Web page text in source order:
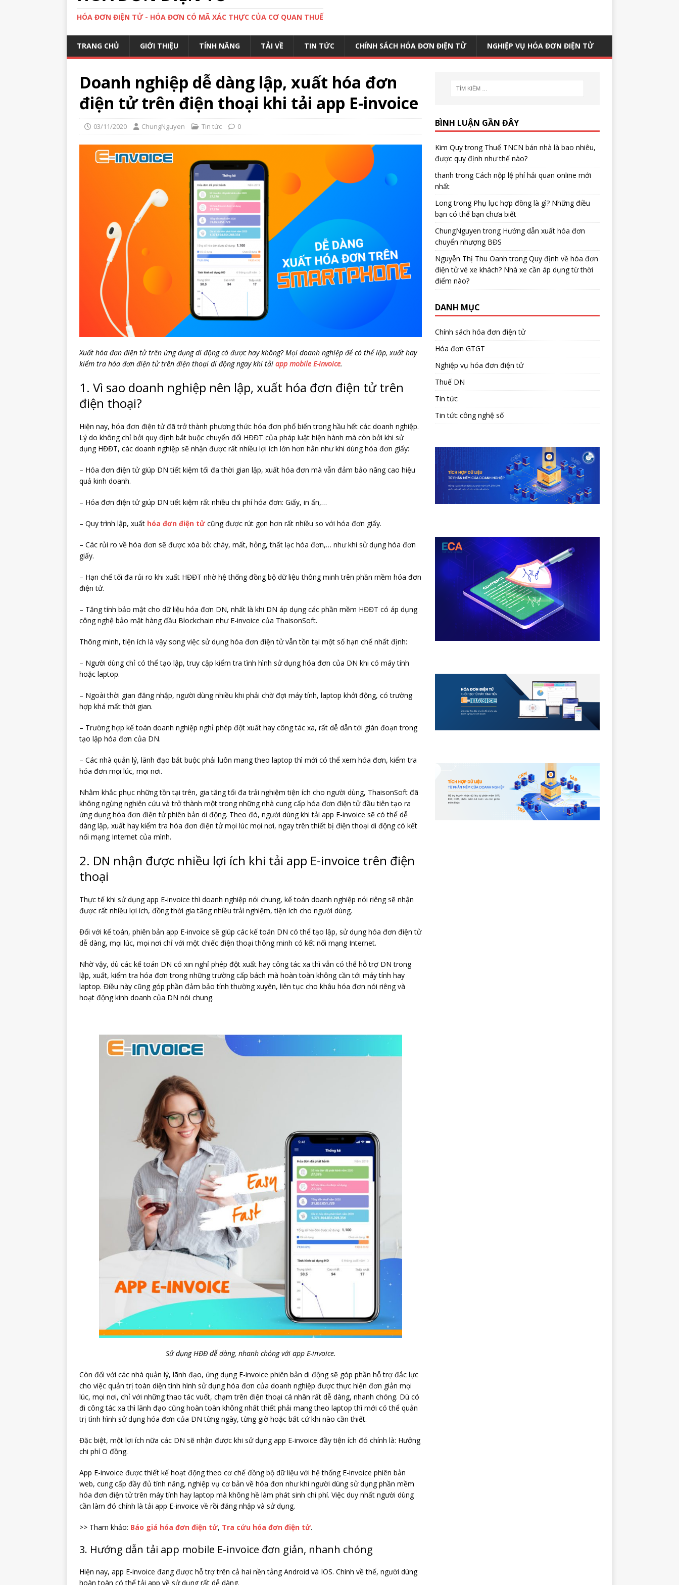
HÓA ĐƠN ĐIỆN TỬ - HÓA ĐƠN CÓ MÃ XÁC THỰC CỦA CƠ QUAN THUẾ
TRANG CHỦ GIỚI THIỆU TÍNH NĂNG TẢI VỀ TIN TỨC CHÍNH SÁCH HÓA ĐƠN ĐIỆN TỬ NGHIỆP VỤ HÓA ĐƠN ĐIỆN TỬ
Doanh nghiệp dễ dàng lập, xuất hóa đơn
điện tử trên điện thoại khi tải app E-invoice
03/11/2020 ChungNguyen Tin tức 0
Xuất hóa đơn điện tử trên ứng dụng di động có được hay không? Mọi doanh nghiệp để có thể lập, xuất hay
kiểm tra hóa đơn điện tử trên điện thoại di động ngay khi tải app mobile E-invoice.
1. Vì sao doanh nghiệp nên lập, xuất hóa đơn điện tử trên
điện thoại?
Hiện nay, hóa đơn điện tử đã trở thành phương thức hóa đơn phổ biến trong hầu hết các doanh nghiệp.
Lý do không chỉ bởi quy định bắt buộc chuyển đổi HĐĐT của pháp luật hiện hành mà còn bởi khi sử
dụng HĐĐT, các doanh nghiệp sẽ nhận được rất nhiều lợi ích lớn hơn hẳn như khi dùng hóa đơn giấy:
– Hóa đơn điện tử giúp DN tiết kiệm tối đa thời gian lập, xuất hóa đơn mà vẫn đảm bảo nâng cao hiệu
quả kinh doanh.
– Hóa đơn điện tử giúp DN tiết kiệm rất nhiều chi phí hóa đơn: Giấy, in ấn,…
– Quy trình lập, xuất hóa đơn điện tửcũng được rút gọn hơn rất nhiều so với hóa đơn giấy.
– Các rủi ro về hóa đơn sẽ được xóa bỏ: cháy, mất, hỏng, thất lạc hóa đơn,… như khi sử dụng hóa đơn
giấy.
– Hạn chế tối đa rủi ro khi xuất HĐĐT nhờ hệ thống đồng bộ dữ liệu thông minh trên phần mềm hóa đơn
điện tử.
– Tăng tính bảo mật cho dữ liệu hóa đơn DN, nhất là khi DN áp dụng các phần mềm HĐĐT có áp dụng
công nghệ bảo mật hàng đầu Blockchain như E-invoice của ThaisonSoft.
Thông minh, tiện ích là vậy song việc sử dụng hóa đơn điện tử vẫn tồn tại một số hạn chế nhất định:
– Người dùng chỉ có thể tạo lập, truy cập kiểm tra tình hình sử dụng hóa đơn của DN khi có máy tính
hoặc laptop.
– Ngoài thời gian đăng nhập, người dùng nhiều khi phải chờ đợi máy tính, laptop khởi động, có trường
hợp khá mất thời gian.
– Trường hợp kế toán doanh nghiệp nghỉ phép đột xuất hay công tác xa, rất dễ dẫn tới gián đoạn trong
tạo lập hóa đơn của DN.
– Các nhà quản lý, lãnh đạo bắt buộc phải luôn mang theo laptop thì mới có thể xem hóa đơn, kiểm tra
hóa đơn mọi lúc, mọi nơi.
Nhằm khắc phục những tồn tại trên, gia tăng tối đa trải nghiệm tiện ích cho người dùng, ThaisonSoft đã
không ngừng nghiên cứu và trở thành một trong những nhà cung cấp hóa đơn điện tử đầu tiên tạo ra
ứng dụng hóa đơn điện tử phiên bản di động. Theo đó, người dùng khi tải app E-invoice sẽ có thể dễ
dàng lập, xuất hay kiểm tra hóa đơn điện tử mọi lúc mọi nơi, ngay trên thiết bị điện thoại di động có kết
nối mạng Internet của mình.
2. DN nhận được nhiều lợi ích khi tải app E-invoice trên điện
thoại
Thực tế khi sử dụng app E-invoice thì doanh nghiệp nói chung, kế toán doanh nghiệp nói riêng sẽ nhận
được rất nhiều lợi ích, đồng thời gia tăng nhiều trải nghiệm, tiện ích cho người dùng.
Đối với kế toán, phiên bản app E-invoice sẽ giúp các kế toán DN có thể tạo lập, sử dụng hóa đơn điện tử
dễ dàng, mọi lúc, mọi nơi chỉ với một chiếc điện thoại thông minh có kết nối mạng Internet.
Nhờ vậy, dù các kế toán DN có xin nghỉ phép đột xuất hay công tác xa thì vẫn có thể hỗ trợ DN trong
lập, xuất, kiểm tra hóa đơn trong những trường cấp bách mà hoàn toàn không cần tới máy tính hay
laptop. Điều này cũng góp phần đảm bảo tính thường xuyên, liên tục cho khâu hóa đơn nói riêng và
hoạt động kinh doanh của DN nói chung.
Sử dụng HĐĐ dễ dàng, nhanh chóng với app E-invoice.
Còn đối với các nhà quản lý, lãnh đạo, ứng dụng E-invoice phiên bản di động sẽ góp phần hỗ trợ đắc lực
cho việc quản trị toàn diện tình hình sử dụng hóa đơn của doanh nghiệp được thực hiện đơn giản mọi
lúc, mọi nơi, chỉ với những thao tác vuốt, chạm trên điện thoại cá nhân rất dễ dàng, nhanh chóng. Dù có
đi công tác xa thì lãnh đạo cũng hoàn toàn không nhất thiết phải mang theo laptop thì mới có thể quản
trị tình hình sử dụng hóa đơn của DN từng ngày, từng giờ hoặc bất cứ khi nào cần thiết.
Đặc biệt, một lợi ích nữa các DN sẽ nhận được khi sử dụng app E-invoice đầy tiện ích đó chính là: Hưởng
chi phí O đồng.
App E-invoice được thiết kế hoạt động theo cơ chế đồng bộ dữ liệu với hệ thống E-invoice phiên bản
web, cung cấp đầy đủ tính năng, nghiệp vụ cơ bản về hóa đơn như khi người dùng sử dụng phần mềm
hóa đơn điện tử trên máy tính hay laptop mà không hề làm phát sinh chi phí. Việc duy nhất người dùng
cần làm đó chính là tải app E-invoice về rồi đăng nhập và sử dụng.
>> Tham khảo: Báo giá hóa đơn điện tử, Tra cứu hóa đơn điện tử.
3. Hướng dẫn tải app mobile E-invoice đơn giản, nhanh chóng
Hiện nay, app E-invoice đang được hỗ trợ trên cả hai nền tảng Android và IOS. Chính về thế, người dùng
hoàn toàn có thể tải app về sử dụng rất dễ dàng.
BÌNH LUẬN GẦN ĐÂY
Kim Quytrong Thuế TNCN bán nhà là bao nhiêu,
được quy định như thế nào?
thanh trongCách nộp lệ phí hải quan online mới
nhất
Longtrong Phụ lục hợp đồng là gì? Những điều
bạn có thể bạn chưa biết
ChungNguyen trong Hướng dẫn xuất hóa đơn
chuyển nhượng BĐS
Nguyễn Thị Thu Oanh trongQuy định về hóa đơn
điện tử vé xe khách? Nhà xe cần áp dụng từ thời
điểm nào?
DANH MỤC
Chính sách hóa đơn điện tử
Hóa đơn GTGT
Nghiệp vụ hóa đơn điện tử
Thuế DN
Tin tức
Tin tức công nghệ số